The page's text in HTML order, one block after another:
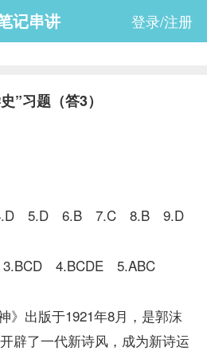
记串讲 登录/注册
”习题（答3）
5.D 6.B 7.C 8.B 9.D
4.BCDE 5.ABC
出版于1921年8月，是郭沫
辟了一代新诗风，成为新诗运